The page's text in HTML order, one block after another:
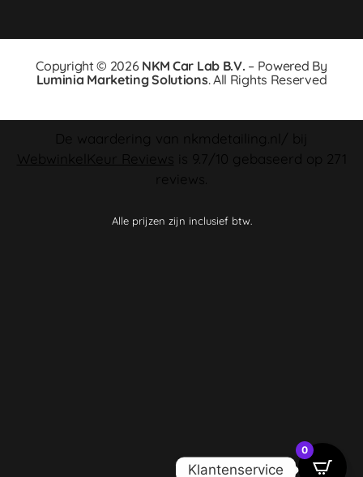
Copyright © 2026 NKM Car Lab B.V. – Powered By
Luminia Marketing Solutions. All Rights Reserved
De waardering van nkmdetailing.nl/ bij
WebwinkelKeur Reviews
is 9.7/10 gebaseerd op 271
reviews.
Alle prijzen zijn inclusief btw.
0
Klantenservice